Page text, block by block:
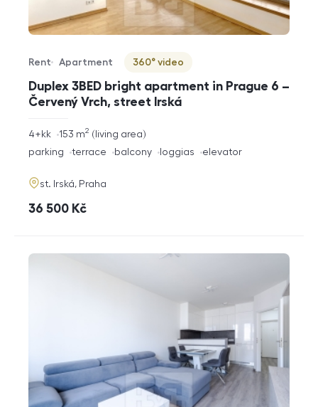
Duplex 3BED bright apartment in Prague 6 –
Červený Vrch, street Irská
Offer type
Rent
Property type
Apartment
Virtuální prohlídka
360° video
rozměry
disposition
4+kk living area
153 m2
funkce
parking terrace balcony loggias elevator
adresa
st. Irská, Praha
cena
36 500 Kč